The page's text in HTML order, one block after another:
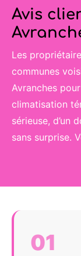
Avis
Les
communes
Avranches
climatisation
sérieuse, d’un
sans surprise.
01